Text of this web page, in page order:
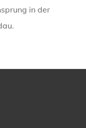
in der